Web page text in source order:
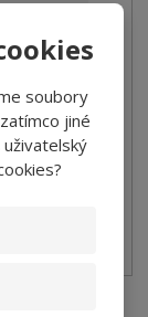
soubory
jiné
2...